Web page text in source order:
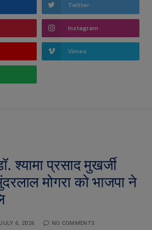
Twitter
Instagram
Vimeo
श्यामा प्रसाद मुखर्जी
मोगरा को भाजपा ने
JULY 6, 2026 NO COMMENTS